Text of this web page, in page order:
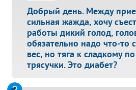
Добрый день. Между
сильная жажда, хочу
работы дикий голод,
обязательно надо что-то
вес, но тяга к сладкому
трясучки. Это диабет?